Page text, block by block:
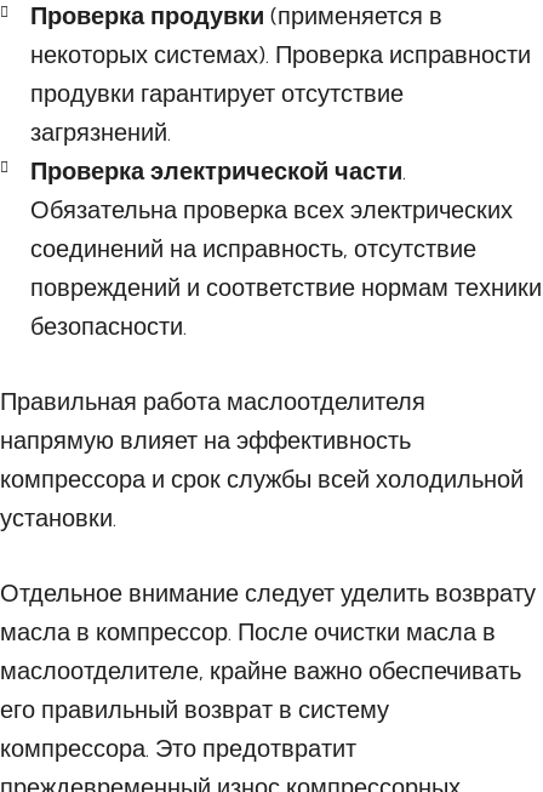
Проверка продувки (применяется в
некоторых системах). Проверка исправности
продувки гарантирует отсутствие
загрязнений.
Проверка электрической части.
Обязательна проверка всех электрических
соединений на исправность, отсутствие
повреждений и соответствие нормам техники
безопасности.
Правильная работа маслоотделителя
напрямую влияет на эффективность
компрессора и срок службы всей холодильной
установки.
Отдельное внимание следует уделить возврату
масла в компрессор. После очистки масла в
маслоотделителе, крайне важно обеспечивать
его правильный возврат в систему
компрессора. Это предотвратит